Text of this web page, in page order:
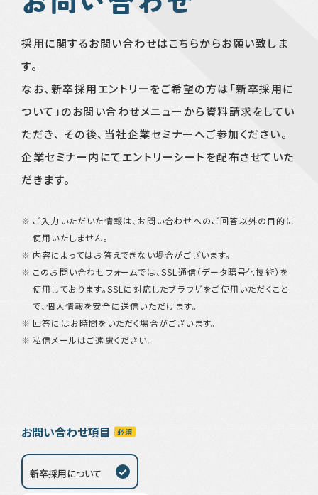
採用に関するお問い合わせはこちらからお願い致しま
す。
なお、新卒採用エントリーをご希望の方は「新卒採用に
ついて」のお問い合わせメニューから資料請求をしてい
ただき、 その後、当社企業セミナーへご参加ください。
企業セミナー内にてエントリーシートを配布させていた
だきます。
ご入力いただいた情報は、お問い合わせへのご回答以外の目的に
使用いたしません。
内容によってはお答えできない場合がございます。
このお問い合わせフォームでは、SSL通信（データ暗号化技術）を
使用しております。SSLに対応したブラウザをご使用いただくこと
で、個人情報を安全に送信いただけます。
回答にはお時間をいただく場合がございます。
私信メールはご遠慮ください。
お問い合わせ項目
新卒採用について